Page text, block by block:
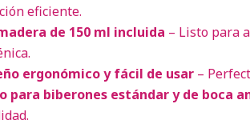
eficiente.
de 150 ml incluida – Listo para
ergonómico y fácil de usar –
para biberones estándar y de boca